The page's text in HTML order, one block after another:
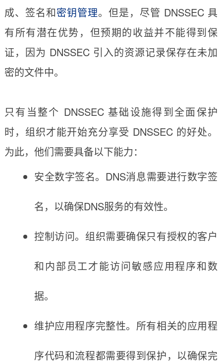
成、签名和密钥管理。但是，尽管 DNSSEC 具
有所有潜在优势，但预期的收益并不能得到保
证，因为 DNSSEC 引入的资源记录保存在未加
密的文件中。
只有当整个 DNSSEC 基础设施得到全面保护
时，组织才能开始充分享受 DNSSEC 的好处。
为此，他们需要具备以下能力：
安全数字签名。DNS消息需要进行数字签
名，以确保DNS服务的有效性。
控制访问。组织需要确保只有授权的客户
和内部员工才能访问敏感应用程序和数
据。
维护应用程序完整性。所有相关的应用程
序代码和流程都需要得到保护，以确保完